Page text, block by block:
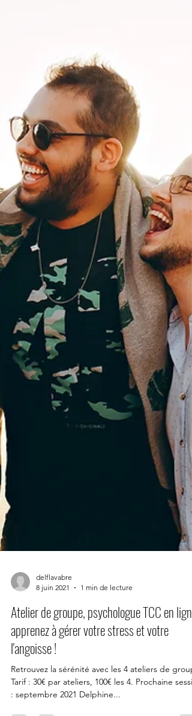
delflavabre
8 juin 2021
1 min de lecture
Atelier de groupe, psychologue TCC en ligne :
apprenez à gérer votre stress et votre
l'angoisse !